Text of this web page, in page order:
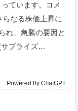
ています。コメ
なる株価上昇に
れ、急騰の要因と
サプライズ…
Powered By ChatGPT